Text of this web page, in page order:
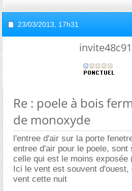
23/03/2013, 17h31
Re : poele à bois
de monoxyde
l'entree d'air sur la porte
entree d'air pour le poele, sont
celle qui est le moins exposée
Ici le vent est souvent
vent cette nuit